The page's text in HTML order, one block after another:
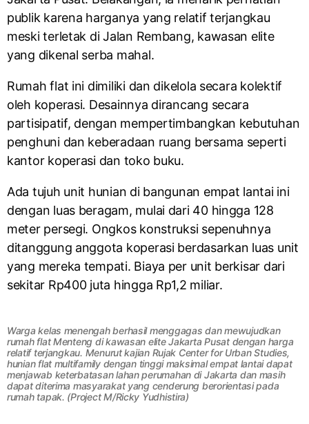
publik karena harganya yang relatif terjangkau
meski terletak di Jalan Rembang, kawasan elite
yang dikenal serba mahal.
Rumah flat ini dimiliki dan dikelola secara kolektif
oleh koperasi. Desainnya dirancang secara
partisipatif, dengan mempertimbangkan kebutuhan
penghuni dan keberadaan ruang bersama seperti
kantor koperasi dan toko buku.
Ada tujuh unit hunian di bangunan empat lantai ini
dengan luas beragam, mulai dari 40 hingga 128
meter persegi. Ongkos konstruksi sepenuhnya
ditanggung anggota koperasi berdasarkan luas unit
yang mereka tempati. Biaya per unit berkisar dari
sekitar Rp400 juta hingga Rp1,2 miliar.
Warga kelas menengah berhasil menggagas dan mewujudkan
rumah flat Menteng di kawasan elite Jakarta Pusat dengan harga
relatif terjangkau. Menurut kajian Rujak Center for Urban Studies,
hunian flat multifamily dengan tinggi maksimal empat lantai dapat
menjawab keterbatasan lahan perumahan di Jakarta dan masih
dapat diterima masyarakat yang cenderung berorientasi pada
rumah tapak. (Project M/Ricky Yudhistira)